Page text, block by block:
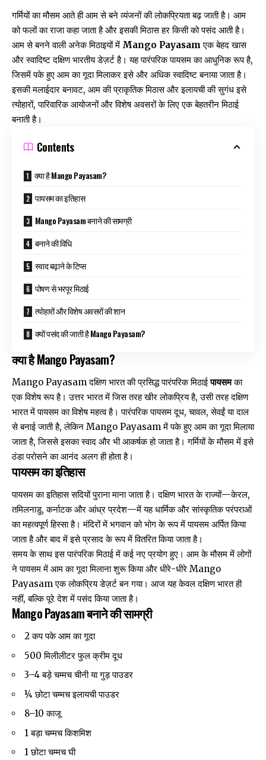
गर्मियों का मौसम आते ही आम से बने व्यंजनों की लोकप्रियता बढ़ जाती है। आम
को फलों का राजा कहा जाता है और इसकी मिठास हर किसी को पसंद आती है।
आम से बनने वाली अनेक मिठाइयों में Mango Payasam एक बेहद खास
और स्वादिष्ट दक्षिण भारतीय डेज़र्ट है। यह पारंपरिक पायसम का आधुनिक रूप है,
जिसमें पके हुए आम का गूदा मिलाकर इसे और अधिक स्वादिष्ट बनाया जाता है।
इसकी मलाईदार बनावट, आम की प्राकृतिक मिठास और इलायची की सुगंध इसे
त्योहारों, पारिवारिक आयोजनों और विशेष अवसरों के लिए एक बेहतरीन मिठाई
बनाती है।
Contents
क्या है Mango Payasam?
पायसम का इतिहास
Mango Payasam बनाने की सामग्री
बनाने की विधि
स्वाद बढ़ाने के टिप्स
पोषण से भरपूर मिठाई
त्योहारों और विशेष अवसरों की शान
क्यों पसंद की जाती है Mango Payasam?
क्या है Mango Payasam?
Mango Payasam दक्षिण भारत की प्रसिद्ध पारंपरिक मिठाईपायसमका
एक विशेष रूप है। उत्तर भारत में जिस तरह खीर लोकप्रिय है, उसी तरह दक्षिण
भारत में पायसम का विशेष महत्व है। पारंपरिक पायसम दूध, चावल, सेवईं या दाल
से बनाई जाती है, लेकिन Mango Payasam में पके हुए आम का गूदा मिलाया
जाता है, जिससे इसका स्वाद और भी आकर्षक हो जाता है। गर्मियों के मौसम में इसे
ठंडा परोसने का आनंद अलग ही होता है।
पायसम का इतिहास
पायसम का इतिहास सदियों पुराना माना जाता है। दक्षिण भारत के राज्यों—केरल,
तमिलनाडु, कर्नाटक और आंध्र प्रदेश—में यह धार्मिक और सांस्कृतिक परंपराओं
का महत्वपूर्ण हिस्सा है। मंदिरों में भगवान को भोग के रूप में पायसम अर्पित किया
जाता है और बाद में इसे प्रसाद के रूप में वितरित किया जाता है।
समय के साथ इस पारंपरिक मिठाई में कई नए प्रयोग हुए। आम के मौसम में लोगों
ने पायसम में आम का गूदा मिलाना शुरू किया और धीरे-धीरे Mango
Payasam एक लोकप्रिय डेज़र्ट बन गया। आज यह केवल दक्षिण भारत ही
नहीं, बल्कि पूरे देश में पसंद किया जाता है।
Mango Payasam बनाने की सामग्री
2 कप पके आम का गूदा
500 मिलीलीटर फुल क्रीम दूध
3–4 बड़े चम्मच चीनी या गुड़ पाउडर
¼ छोटा चम्मच इलायची पाउडर
8–10 काजू
1 बड़ा चम्मच किशमिश
1 छोटा चम्मच घी